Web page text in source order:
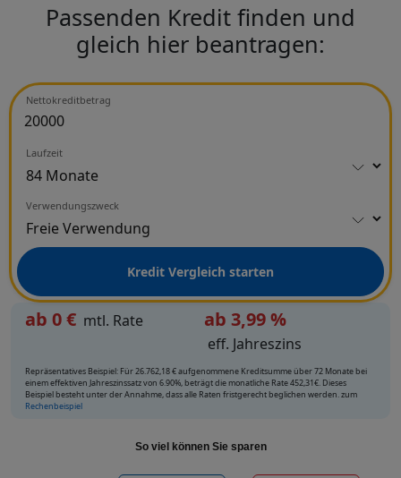
Passenden Kredit finden und
gleich hier beantragen:
Nettokreditbetrag
Laufzeit
Verwendungszweck
Kredit Vergleich starten
ab 0€ mtl. Rate ab 3,99 %
eff. Jahreszins
Repräsentatives Beispiel: Für 26.762,18 € aufgenommene Kreditsumme über 72 Monate bei
einem effektiven Jahreszinssatz von 6.90%, beträgt die monatliche Rate 452,31€. Dieses
Beispiel besteht unter der Annahme, dass alle Raten fristgerecht beglichen werden. zum
Rechenbeispiel
So viel können Sie sparen